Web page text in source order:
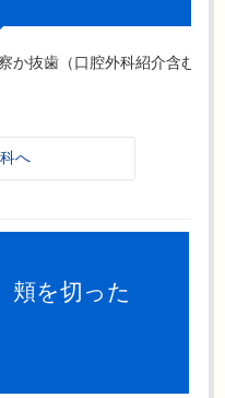
か抜歯（口腔外科紹介含む）
へ
頬を切った